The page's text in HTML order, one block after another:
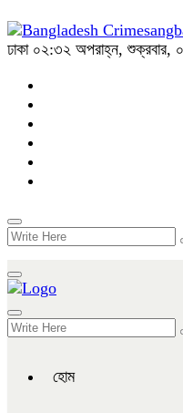
ঢাকা ০২:৩২ অপরাহ্ন, শুক্রবার,
হোম